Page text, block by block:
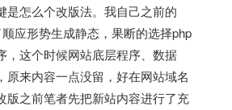
是怎么个改版法。我自己之前的
应形势生成静态，果断的选择php
，这个时候网站底层程序、数据
原来内容一点没留，好在网站域名
版之前笔者先把新站内容进行了充